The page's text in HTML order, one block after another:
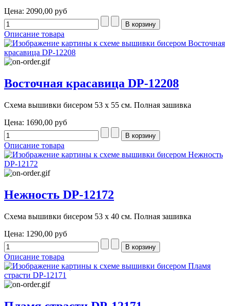
Цена: 2090,00 руб
Описание товара
Восточная красавица DP-12208
Схема вышивки бисером 53 х 55 см. Полная зашивка
Цена: 1690,00 руб
Описание товара
Нежность DP-12172
Схема вышивки бисером 53 х 40 см. Полная зашивка
Цена: 1290,00 руб
Описание товара